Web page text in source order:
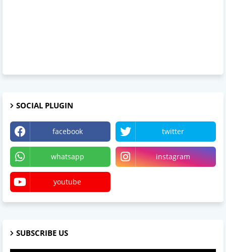
SOCIAL PLUGIN
facebook twitter
whatsapp instagram
youtube
SUBSCRIBE US